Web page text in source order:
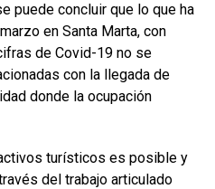
puede concluir que lo que ha
en Santa Marta, con
de Covid-19 no se
con la llegada de
donde la ocupación
turísticos es posible y
del trabajo articulado